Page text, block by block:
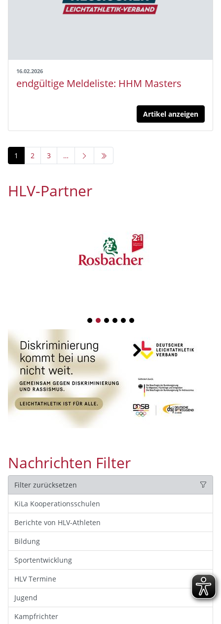
16.02.2026
endgültige Meldeliste: HHM Masters
Artikel anzeigen
1 2 3 …
HLV-Partner
1 2 3 4 5 6
Nachrichten Filter
Filter zurücksetzen
KiLa Kooperationsschulen
Berichte von HLV-Athleten
Bildung
Sportentwicklung
HLV Termine
Jugend
Kampfrichter